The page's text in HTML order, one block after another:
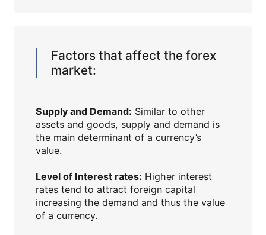
Factors that affect the forex
market:
Supply and Demand: Similar to other
assets and goods, supply and demand is
the main determinant of a currency’s
value.
Level of Interest rates: Higher interest
rates tend to attract foreign capital
increasing the demand and thus the value
of a currency.